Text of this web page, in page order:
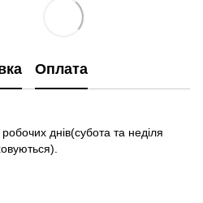
Оплата
днів(субота та неділя